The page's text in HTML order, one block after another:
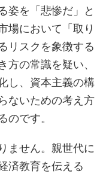
姿を「悲惨だ」と
場において「取り
リスクを象徴する
方の常識を疑い、
し、資本主義の構
ないための考え方
のです。
ません。親世代に
済教育を伝える